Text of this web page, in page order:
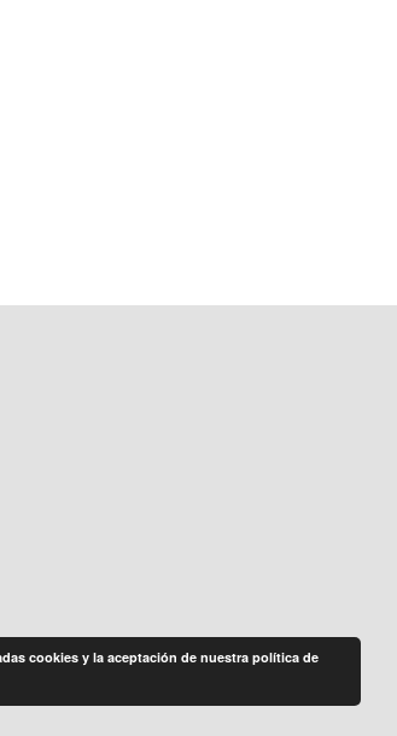
cookies y la aceptación de nuestra política de